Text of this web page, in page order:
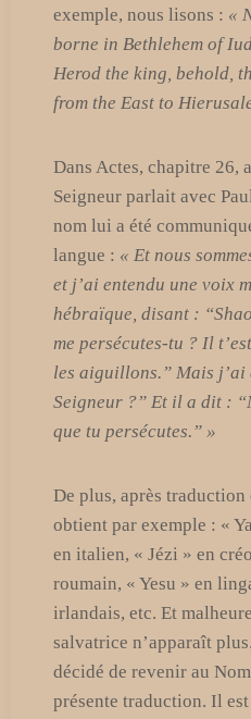
exemple, nous lisons : «
borne in Bethlehem of
Herod the king, behold,
from the East to
Dans Actes, chapitre 26,
Seigneur parlait avec
nom lui a été
langue : « Et nous
et j’ai entendu une voix
hébraïque, disant :
me persécutes-tu ? Il
les aiguillons.” Mais
Seigneur ?” Et il a dit :
que tu persécutes.” »
De plus, après traduction
obtient par exemple : «
en italien, « Jézi » en
roumain, « Yesu » en
irlandais, etc. Et
salvatrice n’apparaît
décidé de revenir au
présente traduction. Il